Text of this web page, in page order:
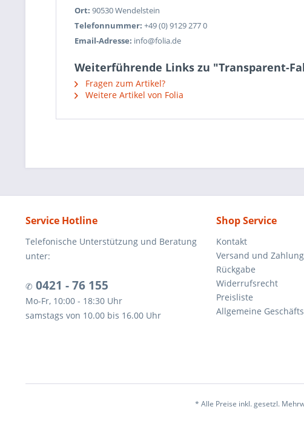
Ort: 90530 Wendelstein
Telefonnummer: +49 (0) 9129 277 0
Email-Adresse: info@folia.de
Weiterführende Links zu "Transparent-
Fragen zum Artikel?
Weitere Artikel von Folia
Service Hotline
Telefonische Unterstützung und Beratung
unter:
✆ 0421 - 76 155
Mo-Fr, 10:00 - 18:30 Uhr
samstags von 10.00 bis 16.00 Uhr
Shop Service
Kontakt
Versand und
Rückgabe
Widerrufsrecht
Preisliste
Allgemeine
* Alle Preise inkl. gesetzl.